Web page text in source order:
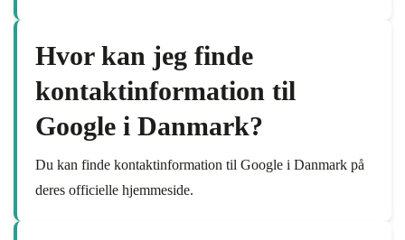
Hvor kan jeg finde
kontaktinformation til
Google i Danmark?
Du kan finde kontaktinformation til Google i Danmark på
deres officielle hjemmeside.